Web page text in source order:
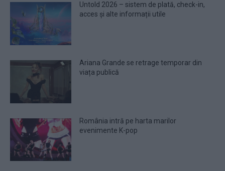
Untold 2026 – sistem de plată, check-in,
acces și alte informații utile
Ariana Grande se retrage temporar din
viața publică
România intră pe harta marilor
evenimente K-pop